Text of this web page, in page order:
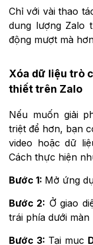
Chỉ với vài thao
dung lượng Zalo
động mượt mà
Xóa dữ liệu trò
thiết trên Zalo
Nếu muốn giải
triệt để hơn, bạn
video hoặc dữ
Cách thực hiện
Bước 1: Mở ứng
Bước 2: Ở giao
trái phía dưới màn
Bước 3: Tại mục